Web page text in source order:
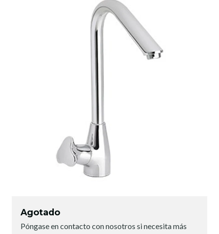
Agotado
Póngase en contacto con nosotros si necesita más